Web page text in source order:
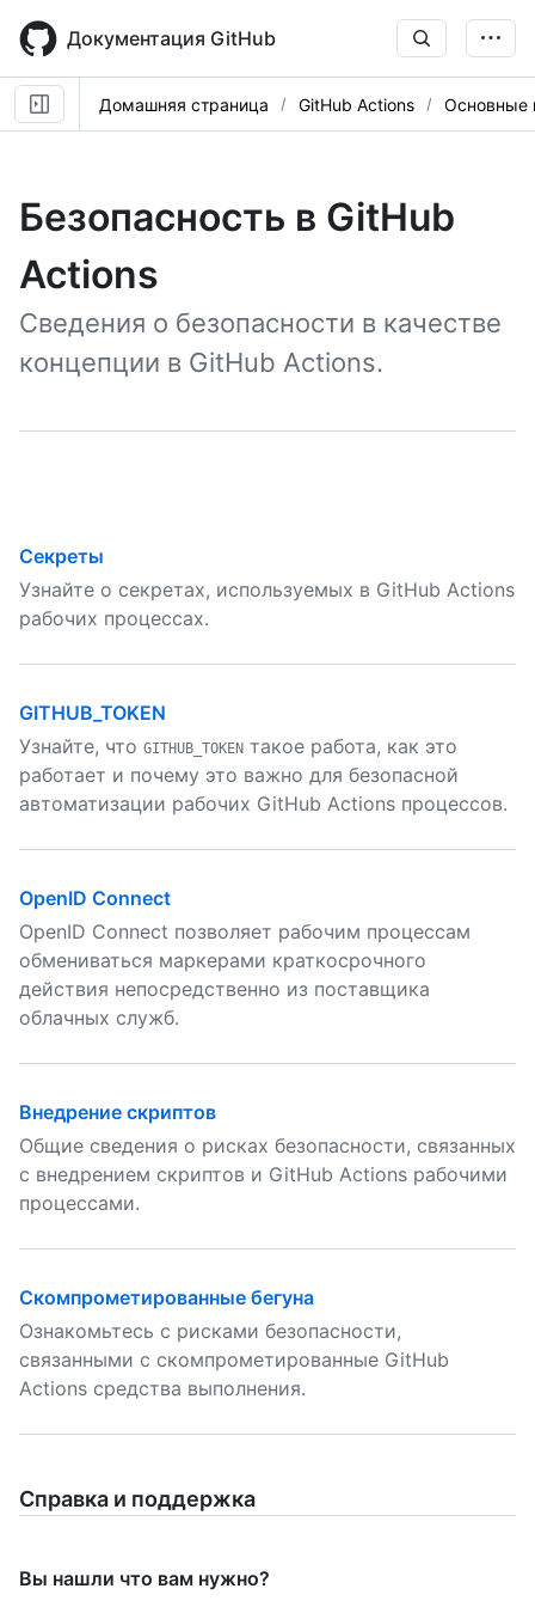
main
content
Документация GitHub
Домашняя страница GitHub Actions Основные
Безопасность в GitHub
Actions
Сведения о безопасности в качестве
концепции в GitHub Actions.
Секреты
Узнайте о секретах, используемых в GitHub Actions
рабочих процессах.
GITHUB_TOKEN
Узнайте, что GITHUB_TOKEN такое работа, как это
работает и почему это важно для безопасной
автоматизации рабочих GitHub Actions процессов.
OpenID Connect
OpenID Connect позволяет рабочим процессам
обмениваться маркерами краткосрочного
действия непосредственно из поставщика
облачных служб.
Внедрение скриптов
Общие сведения о рисках безопасности, связанных
с внедрением скриптов и GitHub Actions рабочими
процессами.
Скомпрометированные бегуна
Ознакомьтесь с рисками безопасности,
связанными с скомпрометированные GitHub
Actions средства выполнения.
Справка и поддержка
Вы нашли что вам нужно?